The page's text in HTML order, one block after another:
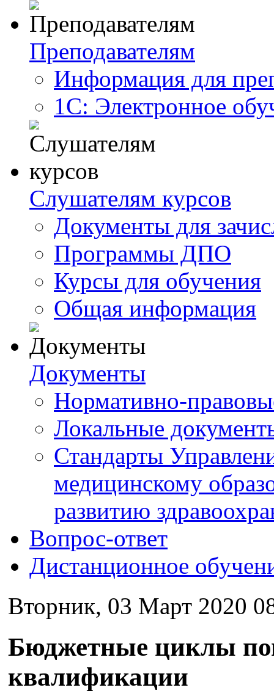
Преподавателям
Информация для
1С: Электронное
Слушателям курсов
Документы для
Программы ДПО
Курсы для обучения
Общая информация
Документы
Нормативно-
Локальные
Стандарты
медицинскому
развитию
Вопрос-ответ
Дистанционное
Вторник, 03 Март 2020
Бюджетные циклы
квалификации